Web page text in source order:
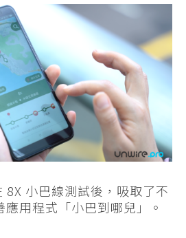
小巴線測試後，吸取了不
用程式「小巴到哪兒」。